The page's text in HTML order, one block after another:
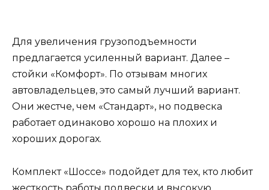
Для увеличения грузоподъемности
предлагается усиленный вариант. Далее –
стойки «Комфорт». По отзывам многих
автовладельцев, это самый лучший вариант.
Они жестче, чем «Стандарт», но подвеска
работает одинаково хорошо на плохих и
хороших дорогах.
Комплект «Шоссе» подойдет для тех, кто любит
жесткость работы подвески и высокую